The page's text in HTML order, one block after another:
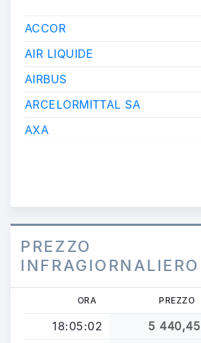
ACCOR
AIR LIQUIDE
AIRBUS
ARCELORMITTAL SA
AXA
PREZZO
INFRAGIORNALIERO
ORA PREZZO
18:05:02 5 440,45